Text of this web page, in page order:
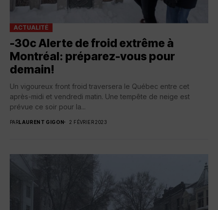
ACTUALITÉ
-30c Alerte de froid extrême à
Montréal: préparez-vous pour
demain!
Un vigoureux front froid traversera le Québec entre cet
après-midi et vendredi matin. Une tempête de neige est
prévue ce soir pour la...
PARLAURENT GIGON 2 FÉVRIER 2023